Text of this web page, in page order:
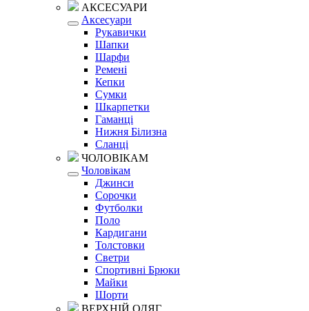
АКСЕСУАРИ
Аксесуари
Рукавички
Шапки
Шарфи
Ремені
Кепки
Сумки
Шкарпетки
Гаманці
Нижня Білизна
Сланці
ЧОЛОВІКАМ
Чоловікам
Джинси
Сорочки
Футболки
Поло
Кардигани
Толстовки
Светри
Спортивні Брюки
Майки
Шорти
ВЕРХНІЙ ОДЯГ